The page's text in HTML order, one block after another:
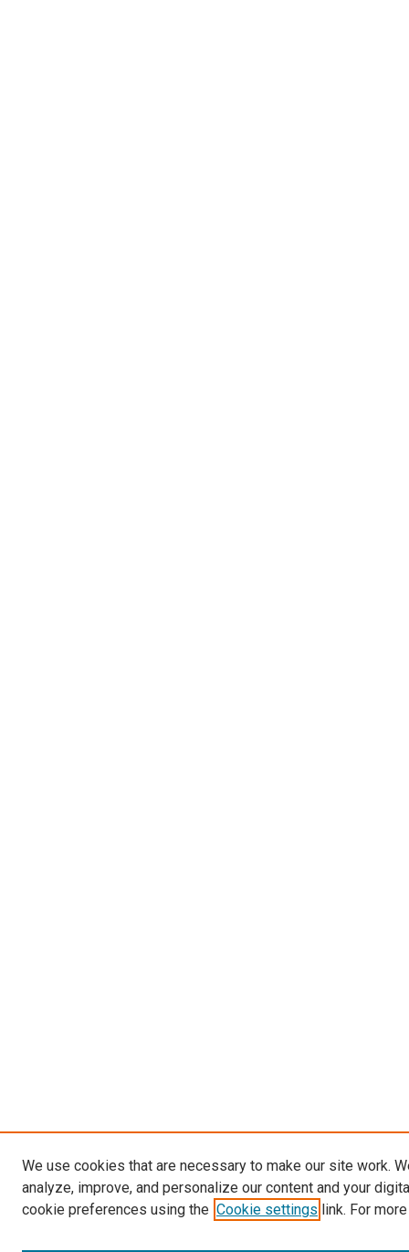
We use cookies that are necessary to make our site work.
analyze, improve, and personalize our content and your
cookie preferences using the Cookie settings link. For